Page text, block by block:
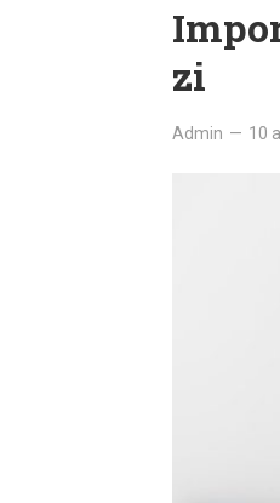
zi
Admin — 10